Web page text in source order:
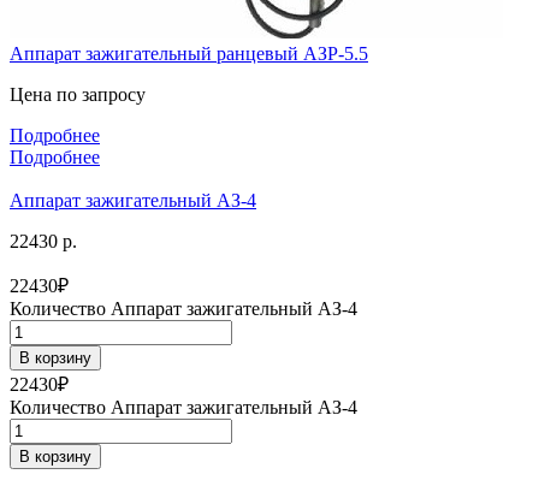
Аппарат зажигательный ранцевый АЗР-5.5
Цена по запросу
Подробнее
Подробнее
Аппарат зажигательный АЗ-4
22430 р.
22430₽
Количество Аппарат зажигательный АЗ-4
В корзину
22430₽
Количество Аппарат зажигательный АЗ-4
В корзину